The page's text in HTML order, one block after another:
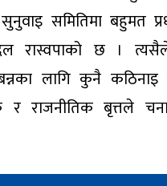
समितिमा बहुमत
रास्वपाको छ । त्यसैले
बन्नका लागि कुनै
र राजनीतिक बृत्तले